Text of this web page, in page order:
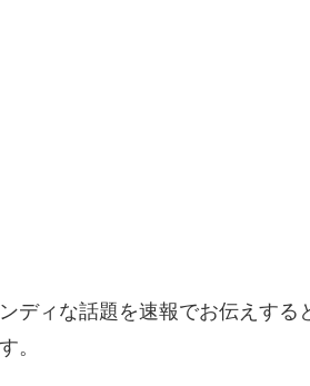
ディな話題を速報でお伝えする
。